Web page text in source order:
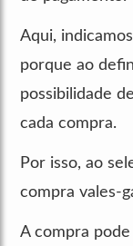
Aqui,
porque ao
possibilidade
cada compra.
Por isso, ao
compra vales-
A compra